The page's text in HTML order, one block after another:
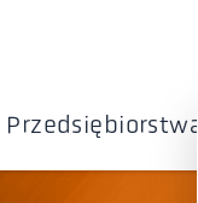
Przedsiębiorstwa